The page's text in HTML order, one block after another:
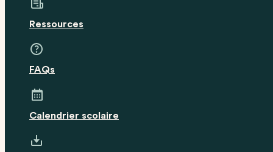
Ressources
FAQs
Calendrier scolaire